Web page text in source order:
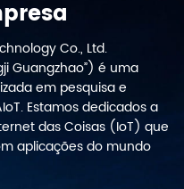
Co., Ltd.
Guangzhao”) é uma
em pesquisa e
Estamos dedicados a
das Coisas (IoT) que
aplicações do mundo